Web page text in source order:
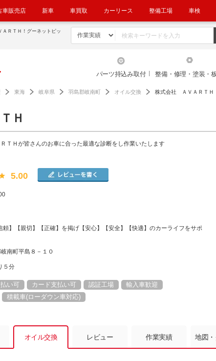
車販売店 新車 車買取 カーリース 整備工場 車検
ＲＴＨ！グーネットピッ
パーツ持込み取付 整備・修理・塗装・
東海 岐阜県 羽島郡岐南町 オイル交換 株式会社 ＡＶＡＲＴＨ
Ｈ
ＴＨが皆さんのお車に合った最適な診断をし作業いたします
5.00
頼】【親切】【正確】を掲げ【安心】【安全】【快適】のカーライフをサポ
南町平島８－１０
５分
い可 カード支払い可 認証工場
輸入車歓迎
積載車(ローダウン車対応)
オイル交換 レビュー 作業実績 地図